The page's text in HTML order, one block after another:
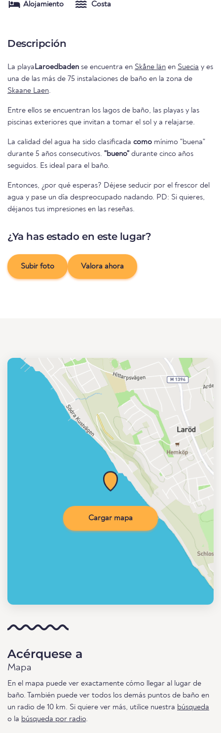
Alojamiento Costa
Descripción
La playaLaroedbaden se encuentra en Skåne län en Suecia y es
una de las más de 75 instalaciones de baño en la zona de
Skaane Laen.
Entre ellos se encuentran los lagos de baño, las playas y las
piscinas exteriores que invitan a tomar el sol y a relajarse.
La calidad del agua ha sido clasificada como mínimo "buena"
durante 5 años consecutivos. "bueno" durante cinco años
seguidos. Es ideal para el baño.
Entonces, ¿por qué esperas? Déjese seducir por el frescor del
agua y pase un día despreocupado nadando. PD: Si quieres,
déjanos tus impresiones en las reseñas.
¿Ya has estado en este lugar?
Subir foto Valora ahora
Cargar mapa
Acérquese a
Mapa
En el mapa puede ver exactamente cómo llegar al lugar de
baño. También puede ver todos los demás puntos de baño en
un radio de 10 km. Si quiere ver más, utilice nuestra búsqueda
o la búsqueda por radio.